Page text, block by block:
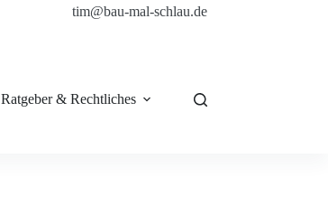
tim@bau-mal-schlau.de
Ratgeber & Rechtliches Shop